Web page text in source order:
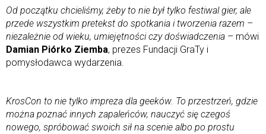
Od początku chcieliśmy, żeby to nie był tylko festiwal gier, ale
przede wszystkim pretekst do spotkania i tworzenia razem –
niezależnie od wieku, umiejętności czy doświadczenia – mówi
Damian Piórko Ziemba, prezes Fundacji GraTy i
pomysłodawca wydarzenia.
KrosCon to nie tylko impreza dla geeków. To przestrzeń, gdzie
można poznać innych zapaleńców, nauczyć się czegoś
nowego, spróbować swoich sił na scenie albo po prostu